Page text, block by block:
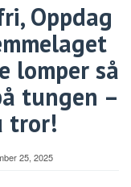
Oppdag
lomper så
tungen –
tror!
25, 2025